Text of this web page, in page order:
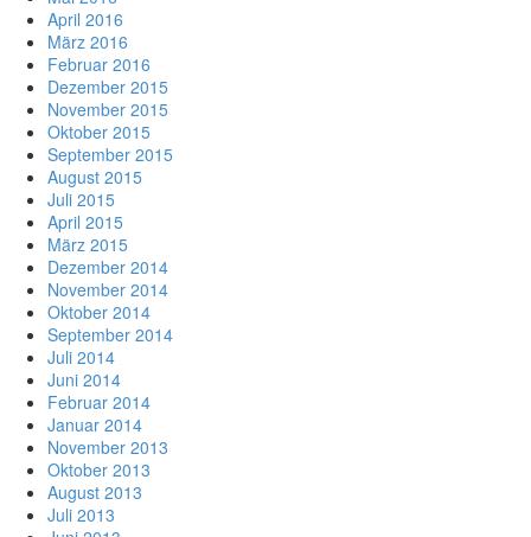
April 2016
März 2016
Februar 2016
Dezember 2015
November 2015
Oktober 2015
September 2015
August 2015
Juli 2015
April 2015
März 2015
Dezember 2014
November 2014
Oktober 2014
September 2014
Juli 2014
Juni 2014
Februar 2014
Januar 2014
November 2013
Oktober 2013
August 2013
Juli 2013